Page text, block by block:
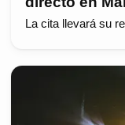
La cita llevará su